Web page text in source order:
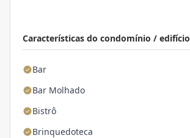
Características do condomínio / edifício
Bar
Bar Molhado
Bistrô
Brinquedoteca